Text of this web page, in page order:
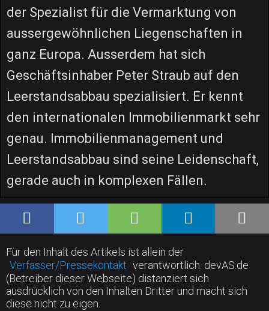
der Spezialist für die Vermarktung von
aussergewöhnlichen Liegenschaften in
ganz Europa. Ausserdem hat sich
Geschäftsinhaber Peter Straub auf den
Leerstandsabbau spezialisiert. Er kennt
den internationalen Immobilienmarkt sehr
genau. Immobilienmanagement und
Leerstandsabbau sind seine Leidenschaft,
gerade auch in komplexen Fällen.
Für den Inhalt des Artikels ist allein der
Verfasser/Pressekontakt verantwortlich. devAS.de
(Betreiber dieser Webseite) distanziert sich
ausdrücklich von den Inhalten Dritter und macht sich
diese nicht zu eigen.